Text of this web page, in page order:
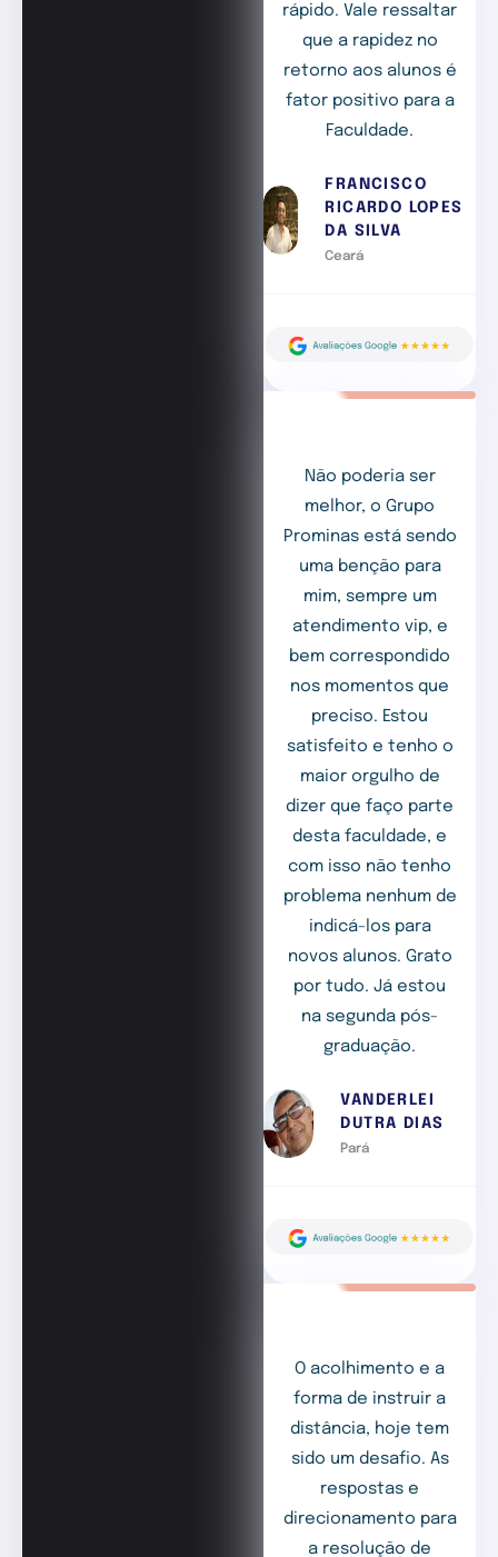
rápido. Vale ressaltar
que a rapidez no
retorno aos alunos é
fator positivo para a
Faculdade.
FRANCISCO
RICARDO LOPES
DA SILVA
Ceará
Não poderia ser
melhor, o Grupo
Prominas está sendo
uma benção para
mim, sempre um
atendimento vip, e
bem correspondido
nos momentos que
preciso. Estou
satisfeito e tenho o
maior orgulho de
dizer que faço parte
desta faculdade, e
com isso não tenho
problema nenhum de
indicá-los para
novos alunos. Grato
por tudo. Já estou
na segunda pós-
graduação.
VANDERLEI
DUTRA DIAS
Pará
O acolhimento e a
forma de instruir a
distância, hoje tem
sido um desafio. As
respostas e
direcionamento para
a resolução de